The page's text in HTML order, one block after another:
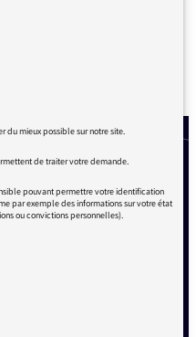
du mieux possible sur notre site.
de traiter votre demande.
pouvant permettre votre identification
par exemple des informations sur votre état
ou convictions personnelles).